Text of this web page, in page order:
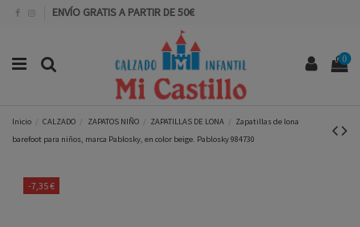
ENVÍO GRATIS A PARTIR DE 50€
0
Inicio CALZADO ZAPATOS NIÑO ZAPATILLAS DE LONA
Zapatillas de lona
barefoot para niños, marca Pablosky, en color beige. Pablosky 984730
-7,35 €